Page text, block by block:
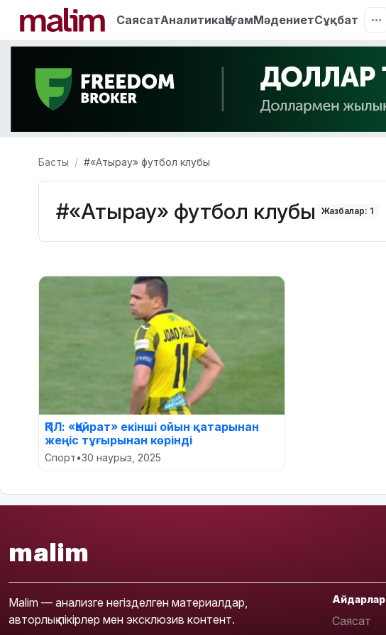
СаясатАналитикаҚоғамМәдениетСұқбат
Басты #«Атырау» футбол клубы
#«Атырау» футбол клубы Жазбалар: 1
ҚПЛ: «Қайрат» екінші ойын қатарынан
жеңіс тұғырынан көрінді
Спорт•30 наурыз, 2025
malim
Malim — анализге негізделген материалдар,
авторлық пікірлер мен эксклюзив контент.
Айдарлар
Саясат